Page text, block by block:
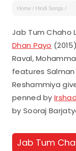
LyricsHome / Hindi Songs /
Jab Tum Chaho
Dhan Payo
Raval,
features Salman
Reshammiya
penned by
by Sooraj
Jab Tum